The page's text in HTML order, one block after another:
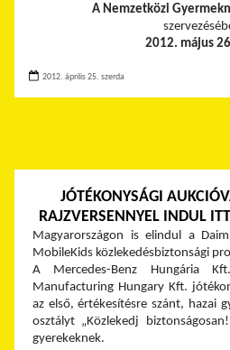
A Nemzetközi
2012. május
2012. április 25. szerda
JÓTÉKONYSÁGI
RAJZVERSENNYEL INDUL
Magyarországon is elindul a
MobileKids közlekedésbiztonsági
A Mercedes-Benz Hungária
Manufacturing Hungary Kft.
az első, értékesítésre szánt, hazai
osztályt „Közlekedj
gyerekeknek.